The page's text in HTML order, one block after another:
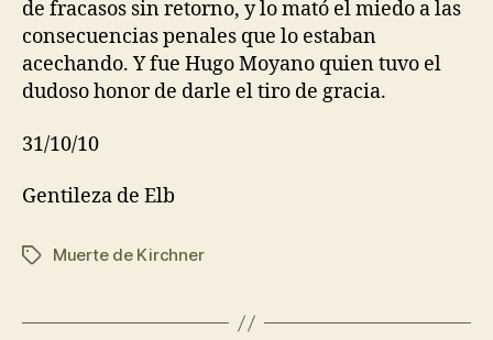
de fracasos sin retorno, y lo mató el miedo a las
consecuencias penales que lo estaban
acechando. Y fue Hugo Moyano quien tuvo el
dudoso honor de darle el tiro de gracia.
31/10/10
Gentileza de Elb
Etiquetas
Muerte de Kirchner